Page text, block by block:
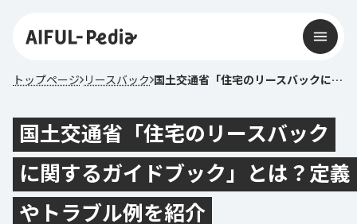
トップページ リースバック 国土交通省「住宅のリースバックに関するガイドブック」とは？定義やトラブル例を紹介
国土交通省「住宅のリースバック
に関するガイドブック」とは？定義
やトラブル例を紹介